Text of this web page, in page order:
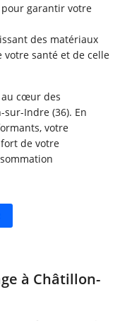
garantir votre
des matériaux
votre santé et de celle
cœur des
Indre (36). En
votre
de votre
à Châtillon-